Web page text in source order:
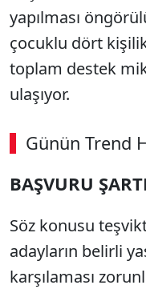
yapılması
çocuklu dört
toplam destek
ulaşıyor.
Günün Trend
BAŞVURU
Söz konusu
adayların belirli
karşılaması